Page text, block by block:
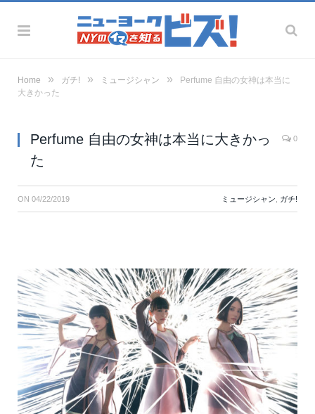
Home » ガチ! » ミュージシャン »
Perfume 自由の女神は本当に
大きかった
Perfume 自由の女神は本当に大きかっ
た
0
ON 04/22/2019 ミュージシャン ガチ!